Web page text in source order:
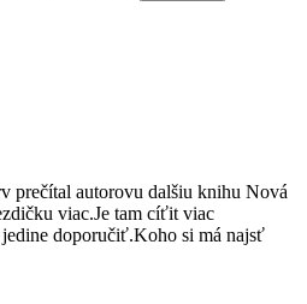
prečítal autorovu dalšiu knihu Nová
viac.Je tam cíťit viac
doporučiť.Koho si má najsť